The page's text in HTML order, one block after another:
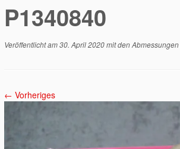
P1340840
Veröffentlicht am30. April 2020mit den Abmessungen
← Vorheriges